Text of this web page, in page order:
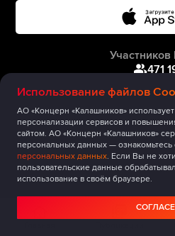
Использование файлов
АО «Концерн «Калашников»
персонализации сервисов и
сайтом. АО «Концерн «Калашников»
персональных данных — ознакомьтесь
персональных данных. Если Вы не
пользовательские данные
использование в своём браузере.
Участников
471